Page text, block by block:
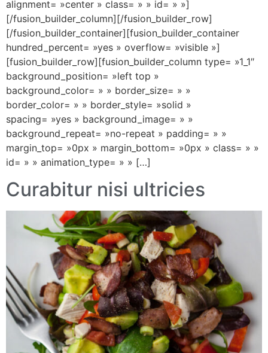
alignment= »center » class= » » id= » »]
[/fusion_builder_column][/fusion_builder_row]
[/fusion_builder_container][fusion_builder_container
hundred_percent= »yes » overflow= »visible »]
[fusion_builder_row][fusion_builder_column type= »1_1″
background_position= »left top »
background_color= » » border_size= » »
border_color= » » border_style= »solid »
spacing= »yes » background_image= » »
background_repeat= »no-repeat » padding= » »
margin_top= »0px » margin_bottom= »0px » class= » »
id= » » animation_type= » » […]
Curabitur nisi ultricies